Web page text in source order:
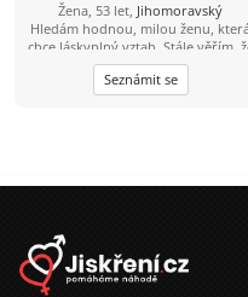
Žena, 53 let, Jihomoravský
Hledám hodnou, milou ženu,
chce láskyplný vztah. Stále věřím,
někde jsi.
Seznámit se